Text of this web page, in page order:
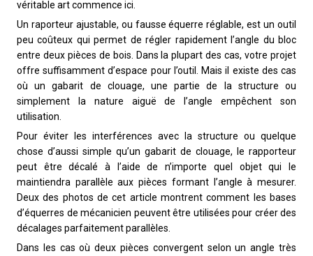
véritable art commence ici.
Un raporteur ajustable, ou fausse équerre réglable, est un outil
peu coûteux qui permet de régler rapidement l’angle du bloc
entre deux pièces de bois. Dans la plupart des cas, votre projet
offre suffisamment d’espace pour l’outil. Mais il existe des cas
où un gabarit de clouage, une partie de la structure ou
simplement la nature aiguë de l’angle empêchent son
utilisation.
Pour éviter les interférences avec la structure ou quelque
chose d’aussi simple qu’un gabarit de clouage, le rapporteur
peut être décalé à l’aide de n’importe quel objet qui le
maintiendra parallèle aux pièces formant l’angle à mesurer.
Deux des photos de cet article montrent comment les bases
d’équerres de mécanicien peuvent être utilisées pour créer des
décalages parfaitement parallèles.
Dans les cas où deux pièces convergent selon un angle très